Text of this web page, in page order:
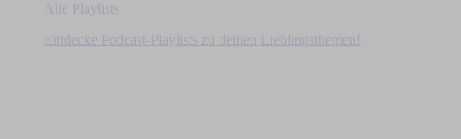
Alle Playlists
Entdecke Podcast-Playlists zu deinen Lieblingsthemen!